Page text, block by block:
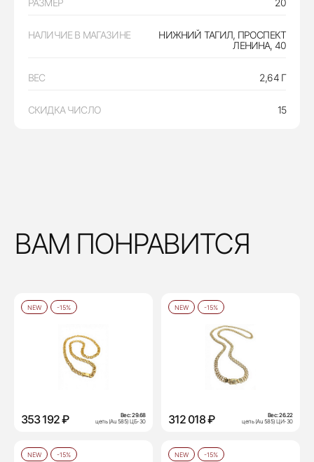
РАЗМЕР 20
НАЛИЧИЕ В МАГАЗИНЕ
НИЖНИЙ ТАГИЛ, ПРОСПЕКТ
ЛЕНИНА, 40
ВЕС 2,64 Г
СКИДКА ЧИСЛО 15
ВАМ ПОНРАВИТСЯ
NEW -15%
353 192 ₽ Вес:29.68
цепь (Au 585) ЦБ-30
NEW -15%
312 018 ₽ Вес:26.22
цепь (Au 585) ЦИ-30
NEW -15% NEW -15%